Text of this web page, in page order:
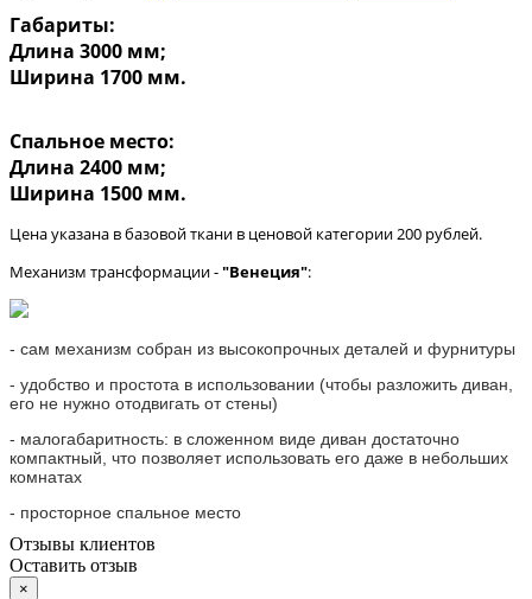
Габариты:
Длина 3000 мм;
Ширина 1700 мм.
Спальное место:
Длина 2400 мм;
Ширина 1500 мм.
Цена указана в базовой ткани в ценовой категории 200 рублей.
Механизм трансформации -"Венеция":
- сам механизм собран из высокопрочных деталей и фурнитуры
- удобство и простота в использовании (чтобы разложить диван,
его не нужно отодвигать от стены)
- малогабаритность: в сложенном виде диван достаточно
компактный, что позволяет использовать его даже в небольших
комнатах
- просторное спальное место
Отзывы клиентов
Оставить отзыв
×